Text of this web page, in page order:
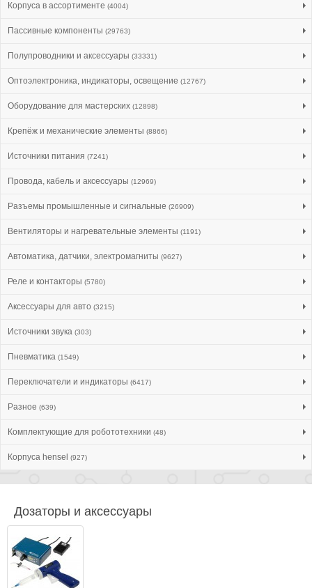
Корпуса в ассортименте (4004)
Пассивные компоненты (29763)
Полупроводники и аксессуары (33331)
Оптоэлектроника, индикаторы, освещение (12767)
Оборудование для мастерских (12898)
Крепёж и механические элементы (8866)
Источники питания (7241)
Провода, кабель и аксессуары (12969)
Разъемы промышленные и сигнальные (26909)
Вентиляторы и нагревательные элементы (1191)
Автоматика, датчики, электромагниты (9627)
Реле и контакторы (5780)
Аксессуары для авто (3215)
Источники звука (303)
Пневматика (1549)
Переключатели и индикаторы (6417)
Разное (639)
Комплектующие для робототехники (48)
Корпуса hensel (927)
Дозаторы и аксессуары